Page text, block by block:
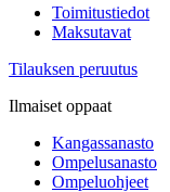
Toimitustiedot
Maksutavat
Tilauksen peruutus
Ilmaiset oppaat
Kangassanasto
Ompelusanasto
Ompeluohjeet